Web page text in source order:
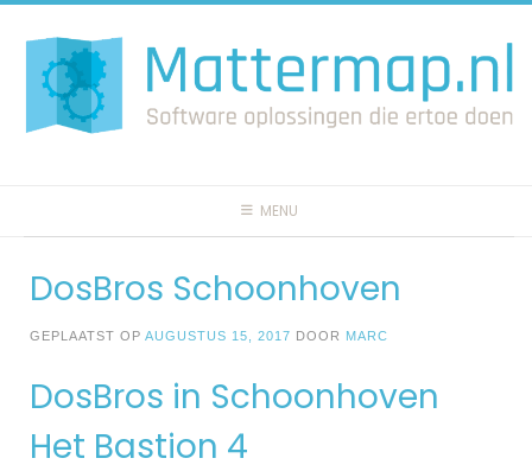
naar
inhoud
MENU
DosBros Schoonhoven
GEPLAATST OP AUGUSTUS 15, 2017 DOOR MARC
DosBros in Schoonhoven
Het Bastion 4